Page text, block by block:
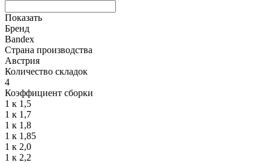
Показать
Бренд
Bandex
Страна производства
Австрия
Количество складок
4
Коэффициент сборки
1 к 1,5
1 к 1,7
1 к 1,8
1 к 1,85
1 к 2,0
1 к 2,2